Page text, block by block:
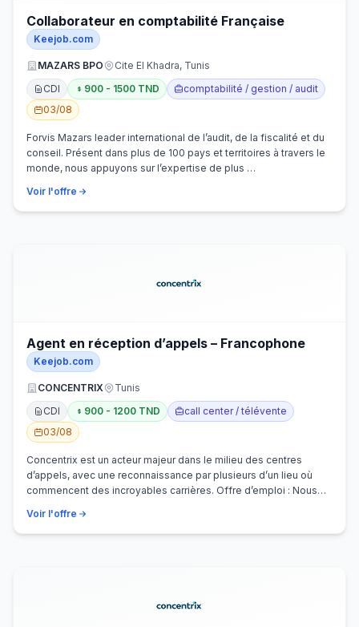
Collaborateur en comptabilité Française
Keejob.com
MAZARS BPO
Cite El Khadra, Tunis
CDI
900 - 1500 TND
comptabilité / gestion / audit
03/08
Forvis Mazars leader international de l’audit, de la fiscalité et du
conseil. Présent dans plus de 100 pays et territoires à travers le
monde, nous appuyons sur l’expertise de plus …
Voir l'offre
Agent en réception d’appels – Francophone
Keejob.com
CONCENTRIX
Tunis
CDI
900 - 1200 TND
call center / télévente
03/08
Concentrix est un acteur majeur dans le milieu des centres
d’appels, avec une reconnaissance par plusieurs d’un lieu où
commencent des incroyables carrières. Offre d’emploi : Nous
Voir l'offre